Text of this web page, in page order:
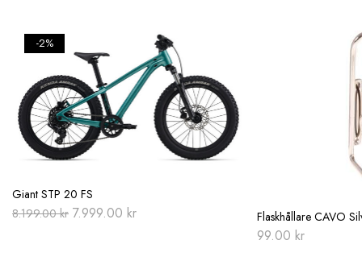
-2%
Giant STP 20 FS
8.199.00kr Original
7.999.00 krCurrent Flaskhållare CAVO
99.00 kr